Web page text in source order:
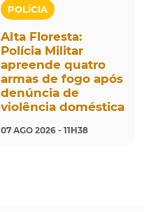
POLÍCIA
Alta Floresta:
Polícia Militar
apreende quatro
armas de fogo após
denúncia de
violência doméstica
07 AGO 2026 - 11H38